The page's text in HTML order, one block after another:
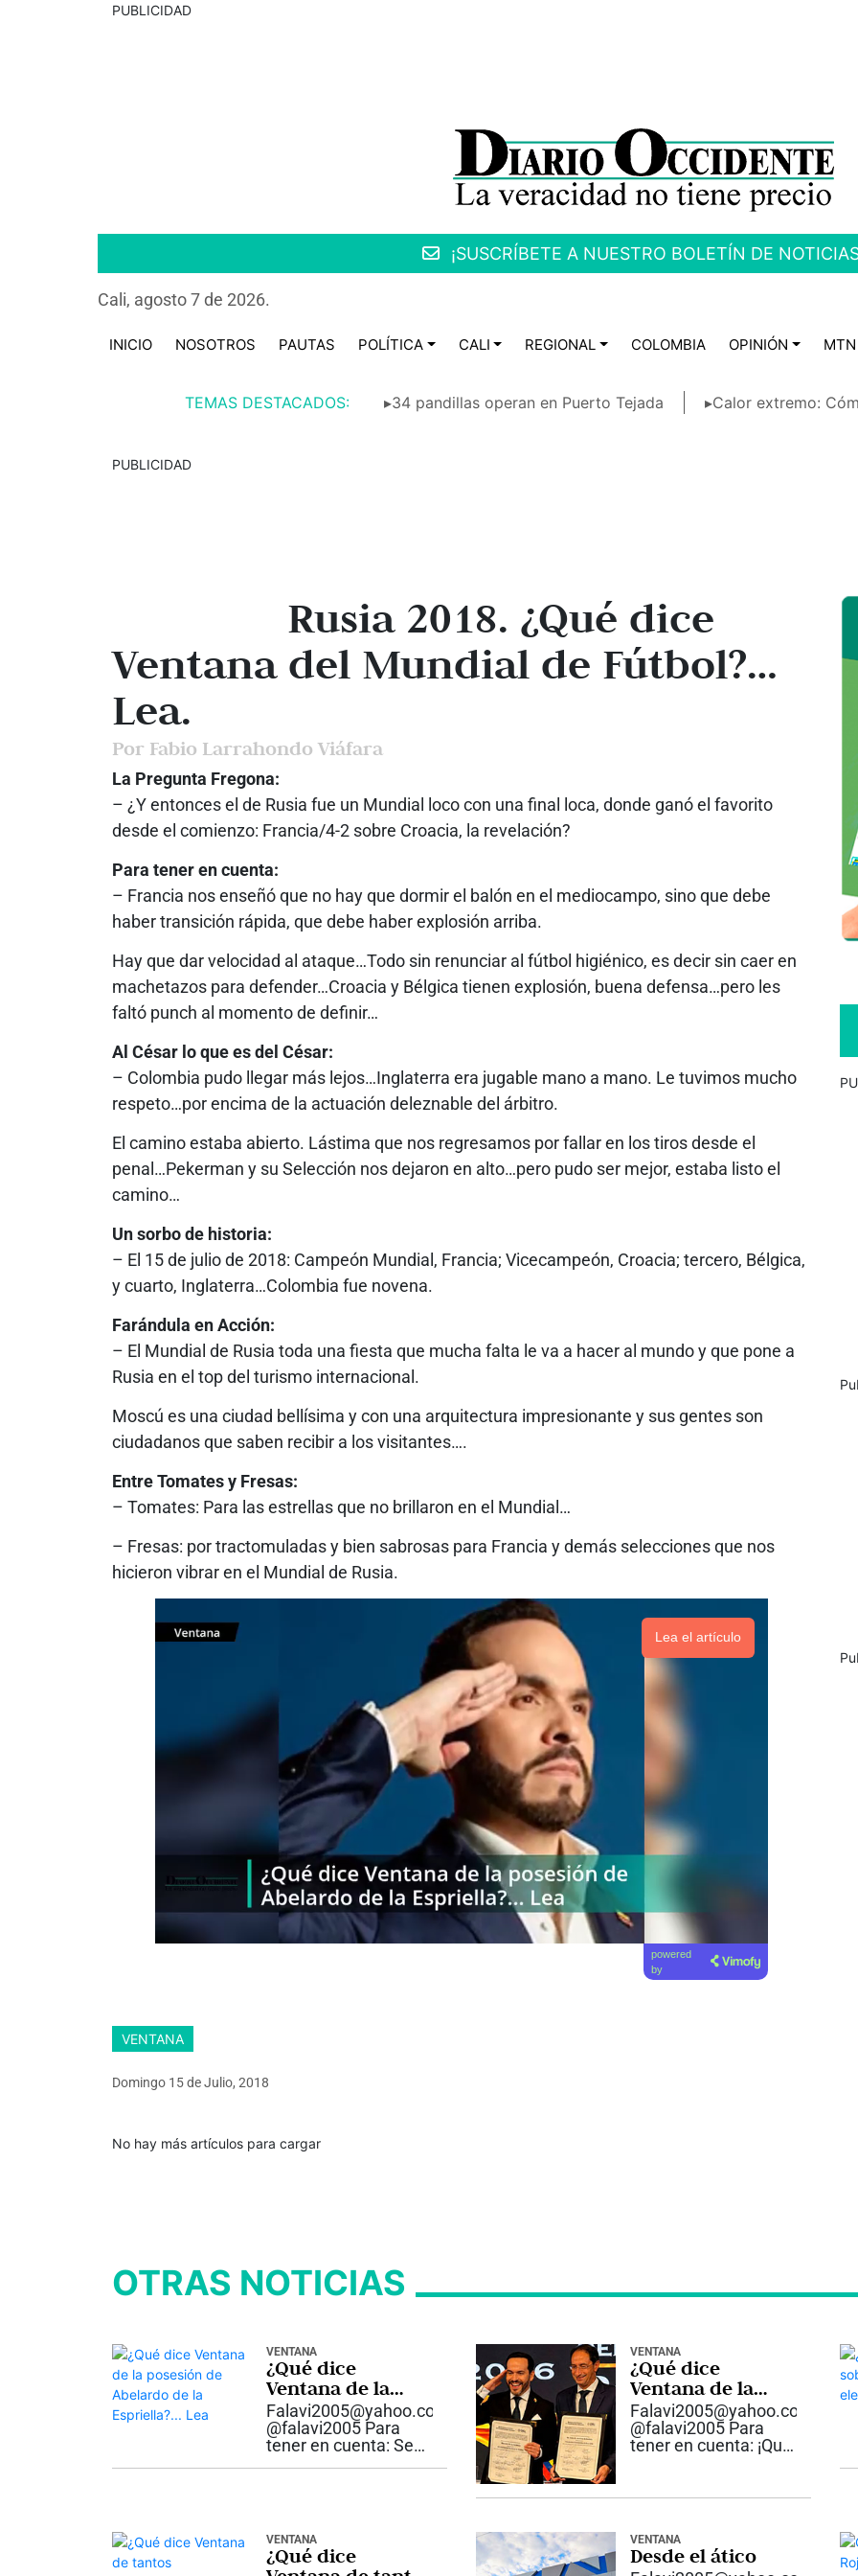
PUBLICIDAD
¡SUSCRÍBETE A NUESTRO BOLETÍN DE
Cali, agosto 7 de 2026.
INICIO NOSOTROS PAUTAS POLÍTICA CALI REGIONAL COLOMBIA OPINIÓN MTN
TEMAS DESTACADOS: ▸34 pandillas operan en Puerto Tejada ▸Calor extremo:
PUBLICIDAD
Rusia 2018. ¿Qué dice
Ventana del Mundial de Fútbol?…
Lea.
Por Fabio Larrahondo Viáfara
La Pregunta Fregona:
– ¿Y entonces el de Rusia fue un Mundial loco con una final loca, donde ganó el favorito
desde el comienzo: Francia/4-2 sobre Croacia, la revelación?
Para tener en cuenta:
– Francia nos enseñó que no hay que dormir el balón en el mediocampo, sino que debe
haber transición rápida, que debe haber explosión arriba.
Hay que dar velocidad al ataque…Todo sin renunciar al fútbol higiénico, es decir sin caer en
machetazos para defender…Croacia y Bélgica tienen explosión, buena defensa…pero les
faltó punch al momento de definir…
Al César lo que es del César:
– Colombia pudo llegar más lejos…Inglaterra era jugable mano a mano. Le tuvimos mucho
respeto…por encima de la actuación deleznable del árbitro.
El camino estaba abierto. Lástima que nos regresamos por fallar en los tiros desde el
penal…Pekerman y su Selección nos dejaron en alto…pero pudo ser mejor, estaba listo el
camino…
Un sorbo de historia:
– El 15 de julio de 2018: Campeón Mundial, Francia; Vicecampeón, Croacia; tercero, Bélgica,
y cuarto, Inglaterra…Colombia fue novena.
Farándula en Acción:
– El Mundial de Rusia toda una fiesta que mucha falta le va a hacer al mundo y que pone a
Rusia en el top del turismo internacional.
Moscú es una ciudad bellísima y con una arquitectura impresionante y sus gentes son
ciudadanos que saben recibir a los visitantes….
Entre Tomates y Fresas:
– Tomates: Para las estrellas que no brillaron en el Mundial…
– Fresas: por tractomuladas y bien sabrosas para Francia y demás selecciones que nos
hicieron vibrar en el Mundial de Rusia.
Lea el artículo
powered
by
VENTANA
Domingo 15deJulio, 2018
No hay más artículos para cargar
OTRAS NOTICIAS
VENTANA
¿Qué dice
Ventana de la
posesión de
Abelardo de la
Espriella?… Lea
Falavi2005@yahoo.com
@falavi2005 Para
tener en cuenta: Se
en las afueras de la
arena de la
Universidad Santiago
VENTANA
¿Qué dice
Ventana de la
posesión del
Presidente… Lea
Falavi2005@yahoo.com
@falavi2005 Para
tener en cuenta: ¡Qué
posesione en Cali
la República de
Colombia, es lo de
menos, sin olvidar su
VENTANA
¿Qué dice
VENTANA
Desde el ático